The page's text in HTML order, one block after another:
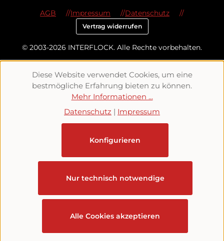
© 2003-2026 INTERFLOCK. Alle Rechte vorbehalten.
AGB Impressum Datenschutz
Vertrag widerrufen
Diese Website verwendet Cookies, um eine
bestmögliche Erfahrung bieten zu können.
Mehr Informationen ...
Datenschutz | Impressum
Nur technisch notwendige
Konfigurieren
Alle Cookies akzeptieren